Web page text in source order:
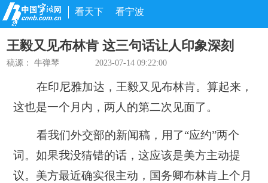
看天下 看宁波
王毅又见布林肯 这三句话让人印象深刻
稿源：牛弹琴 2023-07-14 09:22:00
在印尼雅加达，王毅又见布林肯。算起来，
这也是一个月内，两人的第二次见面了。
看我们外交部的新闻稿，用了“应约”两个
词。如果我没猜错的话，这应该是美方主动提
议。美方最近确实很主动，国务卿布林肯上个月